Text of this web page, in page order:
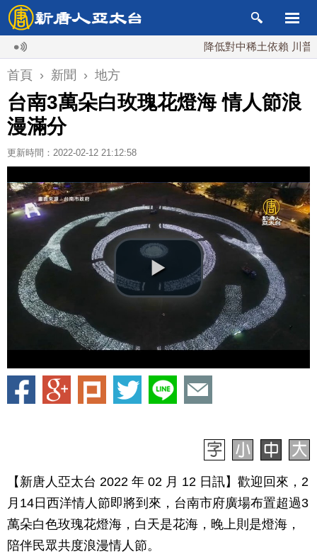
降低對中稀土依賴 川普宣布
首頁 › 新聞 › 地方
台南3萬朵白玫瑰花燈海 情人節浪
漫滿分
更新時間：2022-02-12 21:12:58
【新唐人亞太台 2022 年 02 月 12 日訊】歡迎回來，2
月14日西洋情人節即將到來，台南市府廣場布置超過3
萬朵白色玫瑰花燈海，白天是花海，晚上則是燈海，
陪伴民眾共度浪漫情人節。